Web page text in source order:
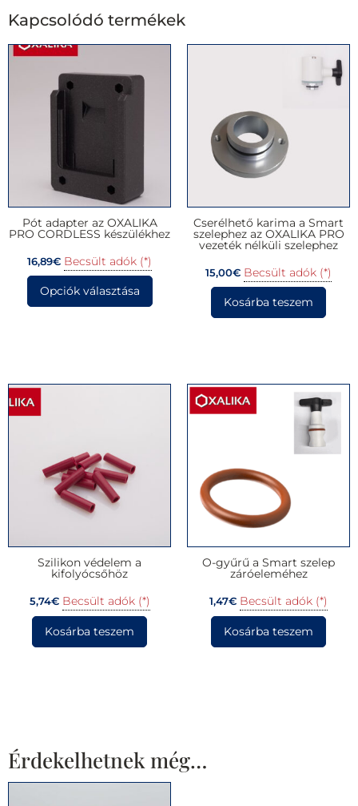
Kapcsolódó termékek
Pót adapter az OXALIKA
PRO CORDLESS készülékhez
16,89€ Becsült adók (*)
Opciók választása
Cserélhető karima a Smart
szelephez az OXALIKA PRO
vezeték nélküli szelephez
15,00€ Becsült adók (*)
Kosárba teszem
Szilikon védelem a
kifolyócsőhöz
5,74€ Becsült adók (*)
Kosárba teszem
O-gyűrű a Smart szelep
záróeleméhez
1,47€ Becsült adók (*)
Kosárba teszem
Érdekelhetnek még…